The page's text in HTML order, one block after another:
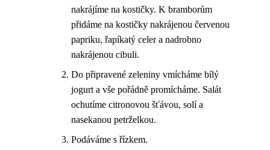
nakrájíme na kostičky. K bramborům
přidáme na kostičky nakrájenou červenou
papriku, řapíkatý celer a nadrobno
nakrájenou cibuli.
Do připravené zeleniny vmícháme bílý
jogurt a vše pořádně promícháme. Salát
ochutíme citronovou šťávou, solí a
nasekanou petrželkou.
Podáváme s řízkem.